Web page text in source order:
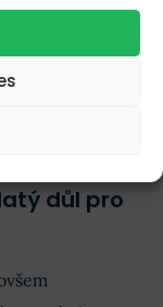
důl pro